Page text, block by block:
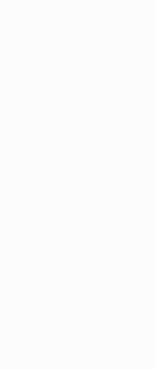
teplo než běžná
venkovní
které
než jedna